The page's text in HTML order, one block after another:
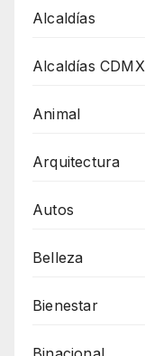
Alcaldías
Alcaldías CDMX
Animal
Arquitectura
Autos
Belleza
Bienestar